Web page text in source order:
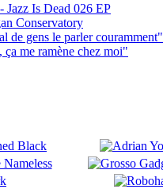
Is Dead 026 EP
Conservatory
de gens le parler couramment"
me ramène chez moi"